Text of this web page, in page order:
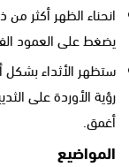
انحناء الظهر أكثر
يضغط على العمود
ستظهر الأثداء
رؤية الأوردة على
أغمق.
المواضيع